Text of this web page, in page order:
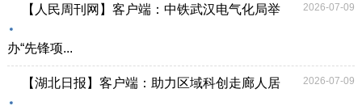
2026-07-09
【人民周刊网】客户端：中铁武汉电气化局举
办“先锋项...
2026-07-09
【湖北日报】客户端：助力区域科创走廊人居